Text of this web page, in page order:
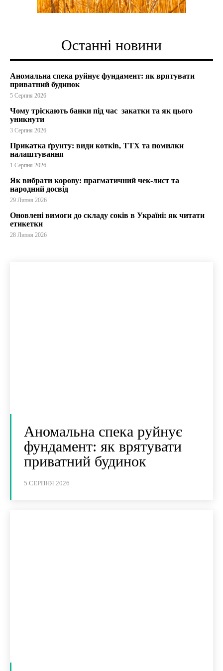
Останні новини
Аномальна спека руйнує фундамент: як врятувати
приватний будинок
5 Серпня 2026
Чому тріскають банки під час закатки та як цього
уникнути
3 Серпня 2026
Прикатка ґрунту: види котків, ТТХ та помилки
налаштування
1 Серпня 2026
Як вибрати корову: прагматичний чек-лист та
народний досвід
29 Липня 2026
Оновлені вимоги до складу соків в Україні: як читати
етикетки
28 Липня 2026
Аномальна спека руйнує
фундамент: як врятувати
приватний будинок
5 СЕРПНЯ 2026